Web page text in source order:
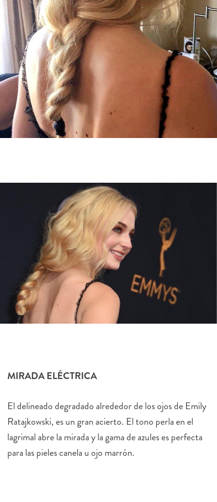
MIRADA ELÉCTRICA
El delineado degradado alrededor de los ojos de Emily
Ratajkowski, es un gran acierto. El tono perla en el
lagrimal abre la mirada y la gama de azules es perfecta
para las pieles canela u ojo marrón.